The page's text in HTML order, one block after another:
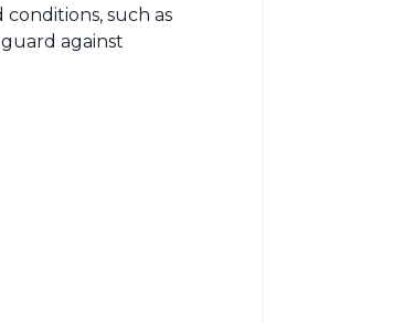
such as
against